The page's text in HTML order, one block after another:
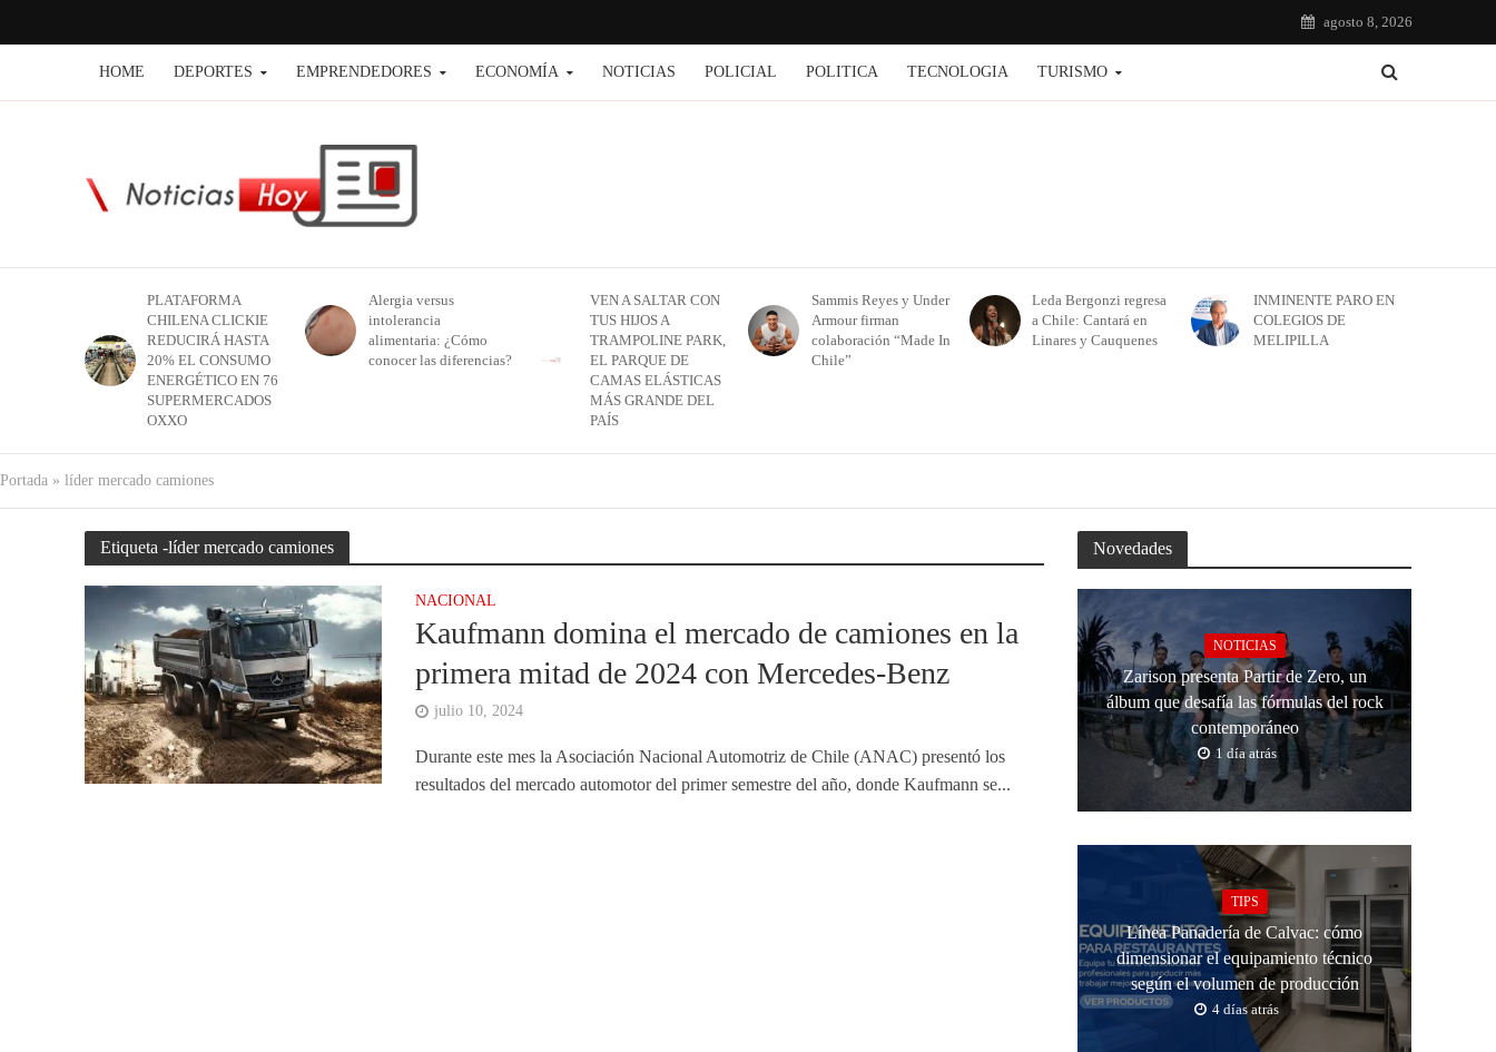
agosto 8, 2026
HOME DEPORTES EMPRENDEDORES ECONOMÍA NOTICIAS POLICIAL POLITICA TECNOLOGIA TURISMO
PLATAFORMA
CHILENA CLICKIE
REDUCIRÁ HASTA
20% EL CONSUMO
ENERGÉTICO EN 76
SUPERMERCADOS
OXXO
Alergia versus
intolerancia
alimentaria: ¿Cómo
conocer las diferencias?
VEN A SALTAR CON
TUS HIJOS A
TRAMPOLINE PARK,
EL PARQUE DE
CAMAS ELÁSTICAS
MÁS GRANDE DEL
PAÍS
Sammis Reyes y Under
Armour firman
colaboración “Made In
Chile”
Leda Bergonzi regresa
a Chile: Cantará en
Linares y Cauquenes
INMINENTE PARO EN
COLEGIOS DE
MELIPILLA
Portada » líder mercado camiones
Etiqueta -líder mercado camiones
NACIONAL
Kaufmann domina el mercado de camiones en la
primera mitad de 2024 con Mercedes-Benz
julio 10, 2024
Durante este mes la Asociación Nacional Automotriz de Chile (ANAC) presentó los
resultados del mercado automotor del primer semestre del año, donde Kaufmann se...
Novedades
NOTICIAS
Zarison presenta Partir de Zero, un
álbum que desafía las fórmulas del rock
contemporáneo
1 día atrás
TIPS
Línea Panadería de Calvac: cómo
dimensionar el equipamiento técnico
según el volumen de producción
4 días atrás